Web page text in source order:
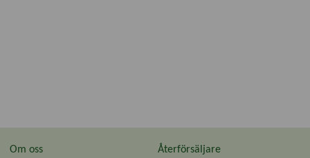
Om oss
Återförsäljare